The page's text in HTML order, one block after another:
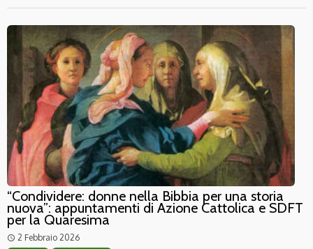
“Condividere: donne nella Bibbia per una storia
nuova”: appuntamenti di Azione Cattolica e SDFT
per la Quaresima
access_time 2 Febbraio 2026